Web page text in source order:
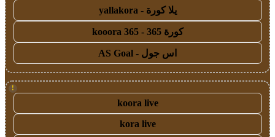
يلا كورة - yallakora
كورة 365 - kooora 365
اس جول - AS Goal
!
koora live
kora live